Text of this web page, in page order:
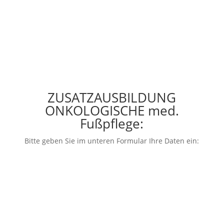
ZUSATZAUSBILDUNG
ONKOLOGISCHE med.
Fußpflege:
Bitte geben Sie im unteren Formular Ihre Daten ein: